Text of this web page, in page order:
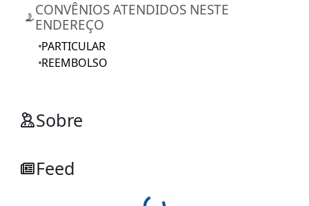
CONVÊNIOS ATENDIDOS NESTE
ENDEREÇO
PARTICULAR
REEMBOLSO
Sobre
Feed